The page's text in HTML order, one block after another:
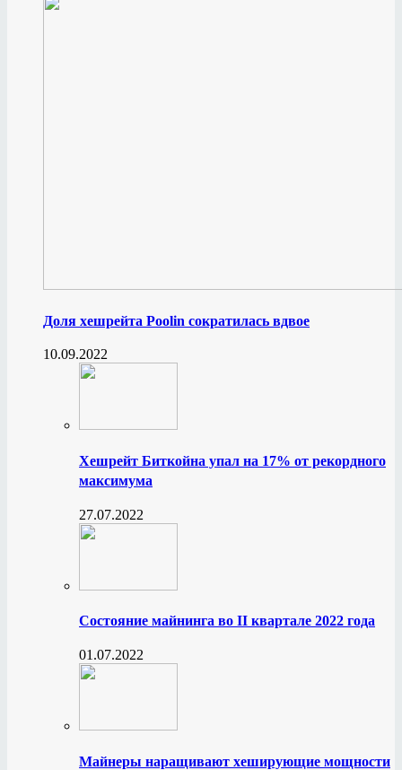
Доля хешрейта Poolin сократилась вдвое
10.09.2022
Хешрейт Биткойна упал на 17% от рекордного
максимума
27.07.2022
Состояние майнинга во II квартале 2022 года
01.07.2022
Майнеры наращивают хеширующие мощности